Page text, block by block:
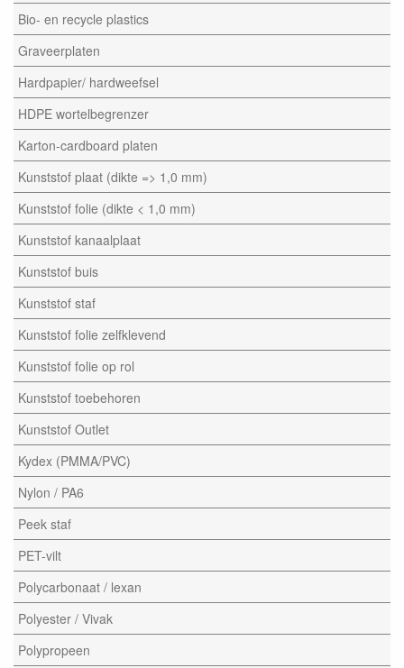
Bio- en recycle plastics
Graveerplaten
Hardpapier/ hardweefsel
HDPE wortelbegrenzer
Karton-cardboard platen
Kunststof plaat (dikte => 1,0 mm)
Kunststof folie (dikte < 1,0 mm)
Kunststof kanaalplaat
Kunststof buis
Kunststof staf
Kunststof folie zelfklevend
Kunststof folie op rol
Kunststof toebehoren
Kunststof Outlet
Kydex (PMMA/PVC)
Nylon / PA6
Peek staf
PET-vilt
Polycarbonaat / lexan
Polyester / Vivak
Polypropeen